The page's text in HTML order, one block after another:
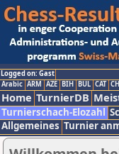
Logged on: Gast
Arabic ARM AZE BIH BUL CAT
Home TurnierDB
Turnierschach-Elozahl
Allgemeines Turnier